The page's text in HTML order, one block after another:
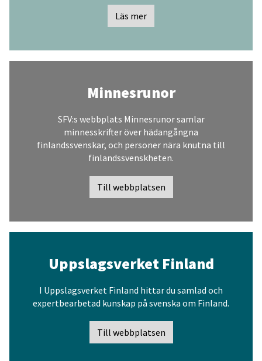
Läs mer
Minnesrunor
SFV:s webbplats Minnesrunor samlar
minnesskrifter över hädangångna
finlandssvenskar, och personer nära knutna till
finlandssvenskheten.
Till webbplatsen
Uppslagsverket Finland
I Uppslagsverket Finland hittar du samlad och
expertbearbetad kunskap på svenska om Finland.
Till webbplatsen